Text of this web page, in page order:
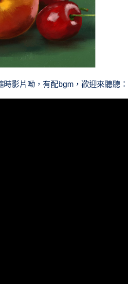
時影片呦，有配bgm，歡迎來聽聽：